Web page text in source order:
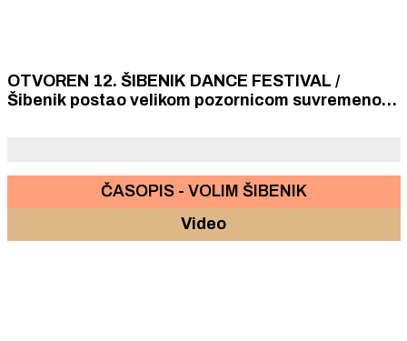
OTVOREN 12. ŠIBENIK DANCE FESTIVAL /
Šibenik postao velikom pozornicom suvremenog
ČASOPIS - VOLIM ŠIBENIK
Video